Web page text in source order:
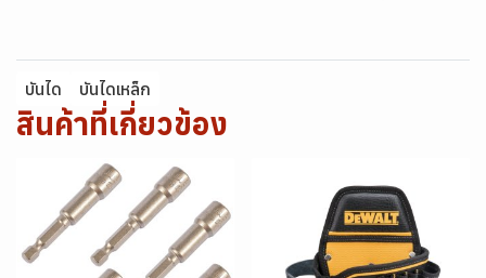
บันได บันไดเหล็ก
สินค้าที่เกี่ยวข้อง